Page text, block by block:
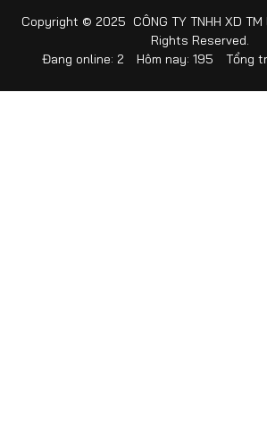
Hướng dẫn cách sử
đúng kỹ thuật hiệu quả
Copyright © 2025 CÔNG TY TNHH XD TM
Rights Reserved.
Đang online: 2
Hôm nay: 195 Tổng